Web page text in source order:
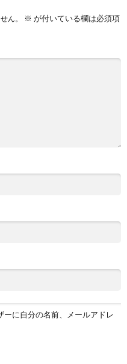
ん。 ※ が付いている欄は必須項
に自分の名前、メールアドレ